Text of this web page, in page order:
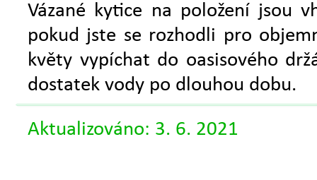
Vázané kytice na položení jsou
pokud jste se rozhodli pro
květy vypíchat do oasisového
dostatek vody po dlouhou dobu.
Aktualizováno: 3. 6. 2021